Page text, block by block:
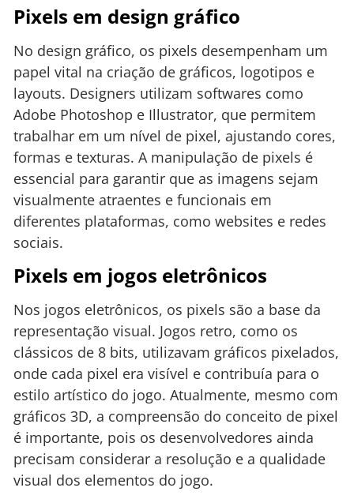
Pixels em design gráfico
No design gráfico, os pixels desempenham um
papel vital na criação de gráficos, logotipos e
layouts. Designers utilizam softwares como
Adobe Photoshop e Illustrator, que permitem
trabalhar em um nível de pixel, ajustando cores,
formas e texturas. A manipulação de pixels é
essencial para garantir que as imagens sejam
visualmente atraentes e funcionais em
diferentes plataformas, como websites e redes
sociais.
Pixels em jogos eletrônicos
Nos jogos eletrônicos, os pixels são a base da
representação visual. Jogos retro, como os
clássicos de 8 bits, utilizavam gráficos pixelados,
onde cada pixel era visível e contribuía para o
estilo artístico do jogo. Atualmente, mesmo com
gráficos 3D, a compreensão do conceito de pixel
é importante, pois os desenvolvedores ainda
precisam considerar a resolução e a qualidade
visual dos elementos do jogo.